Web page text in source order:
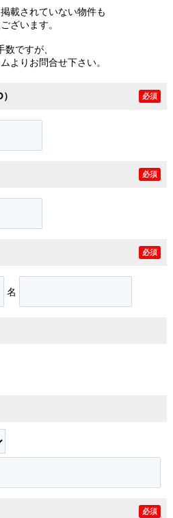
載されていない物件も
ざいます。
数ですが、
よりお問合せ下さい。
必須
必須
必須
名
必須